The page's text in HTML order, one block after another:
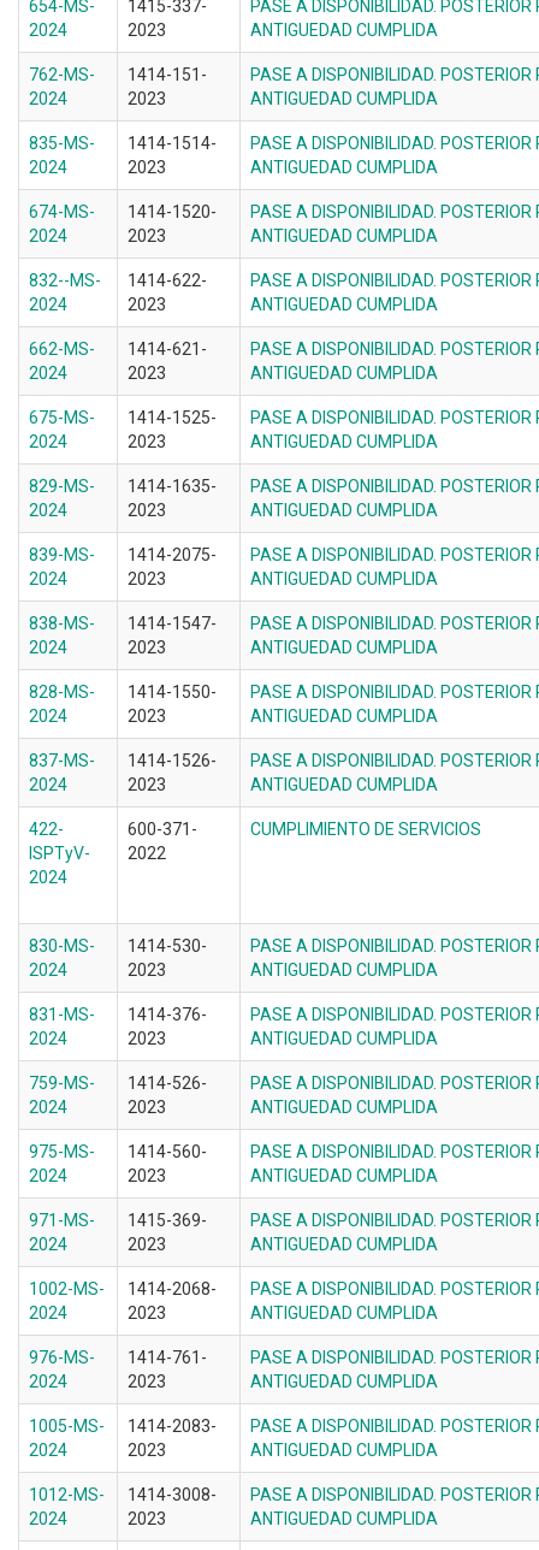
654-MS-
2024
1415-337-
2023
PASE A DISPONIBILIDAD.
ANTIGUEDAD CUMPLIDA
762-MS-
2024
1414-151-
2023
PASE A DISPONIBILIDAD.
ANTIGUEDAD CUMPLIDA
835-MS-
2024
1414-1514-
2023
PASE A DISPONIBILIDAD.
ANTIGUEDAD CUMPLIDA
674-MS-
2024
1414-1520-
2023
PASE A DISPONIBILIDAD.
ANTIGUEDAD CUMPLIDA
832--MS-
2024
1414-622-
2023
PASE A DISPONIBILIDAD.
ANTIGUEDAD CUMPLIDA
662-MS-
2024
1414-621-
2023
PASE A DISPONIBILIDAD.
ANTIGUEDAD CUMPLIDA
675-MS-
2024
1414-1525-
2023
PASE A DISPONIBILIDAD.
ANTIGUEDAD CUMPLIDA
829-MS-
2024
1414-1635-
2023
PASE A DISPONIBILIDAD.
ANTIGUEDAD CUMPLIDA
839-MS-
2024
1414-2075-
2023
PASE A DISPONIBILIDAD.
ANTIGUEDAD CUMPLIDA
838-MS-
2024
1414-1547-
2023
PASE A DISPONIBILIDAD.
ANTIGUEDAD CUMPLIDA
828-MS-
2024
1414-1550-
2023
PASE A DISPONIBILIDAD.
ANTIGUEDAD CUMPLIDA
837-MS-
2024
1414-1526-
2023
PASE A DISPONIBILIDAD.
ANTIGUEDAD CUMPLIDA
422-
ISPTyV-
2024
600-371-
2022
CUMPLIMIENTO DE SERVICIOS
830-MS-
2024
1414-530-
2023
PASE A DISPONIBILIDAD.
ANTIGUEDAD CUMPLIDA
831-MS-
2024
1414-376-
2023
PASE A DISPONIBILIDAD.
ANTIGUEDAD CUMPLIDA
759-MS-
2024
1414-526-
2023
PASE A DISPONIBILIDAD.
ANTIGUEDAD CUMPLIDA
975-MS-
2024
1414-560-
2023
PASE A DISPONIBILIDAD.
ANTIGUEDAD CUMPLIDA
971-MS-
2024
1415-369-
2023
PASE A DISPONIBILIDAD.
ANTIGUEDAD CUMPLIDA
1002-MS-
2024
1414-2068-
2023
PASE A DISPONIBILIDAD.
ANTIGUEDAD CUMPLIDA
976-MS-
2024
1414-761-
2023
PASE A DISPONIBILIDAD.
ANTIGUEDAD CUMPLIDA
1005-MS-
2024
1414-2083-
2023
PASE A DISPONIBILIDAD.
ANTIGUEDAD CUMPLIDA
1012-MS-
2024
1414-3008-
2023
PASE A DISPONIBILIDAD.
ANTIGUEDAD CUMPLIDA